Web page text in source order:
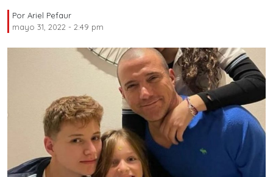
Por Ariel Pefaur
mayo 31, 2022 - 2:49 pm